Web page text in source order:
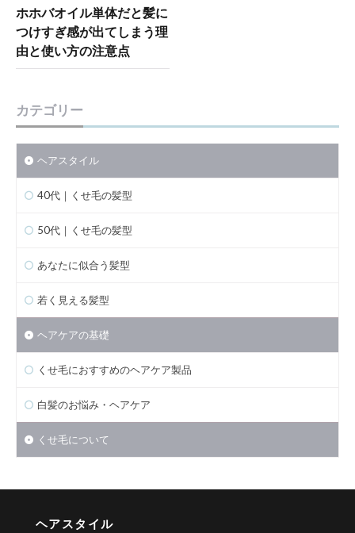
ホホバオイル単体だと髪に
つけすぎ感が出てしまう理
由と使い方の注意点
カテゴリー
ヘアスタイル
40代｜くせ毛の髪型
50代｜くせ毛の髪型
あなたに似合う髪型
若く見える髪型
ヘアケアの基礎
くせ毛におすすめのヘアケア製品
白髪のお悩み・ヘアケア
くせ毛について
ヘアスタイル